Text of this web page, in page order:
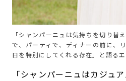
「シャンパーニュは気持ちを切り替
で、パーティで、ディナーの前に
日を特別にしてくれる存在」と語るエ
「シャンパーニュはカジュ